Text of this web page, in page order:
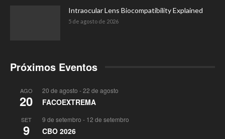
Intraocular Lens Biocompatibility Explained
5 de agosto de 2026
Próximos Eventos
AGO
20
20 de agosto -22 de agosto
FACOEXTREMA
SET
9
9 de setembro - 12 de setembro
CBO 2026